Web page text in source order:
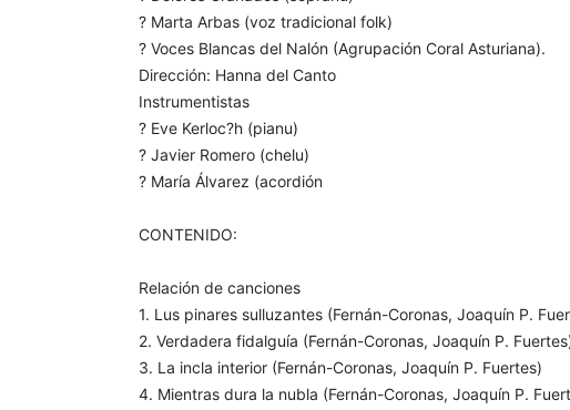
? Marta Arbas (voz tradicional folk)
? Voces Blancas del Nalón (Agrupación Coral Asturiana).
Dirección: Hanna del Canto
Instrumentistas
? Eve Kerloc?h (pianu)
? Javier Romero (chelu)
? María Álvarez (acordión
CONTENIDO:
Relación de canciones
1. Lus pinares sulluzantes (Fernán-Coronas, Joaquín P.
2. Verdadera fidalguía (Fernán-Coronas, Joaquín P.
3. La incla interior (Fernán-Coronas, Joaquín P. Fuertes)
4. Mientras dura la nubla (Fernán-Coronas, Joaquín P.